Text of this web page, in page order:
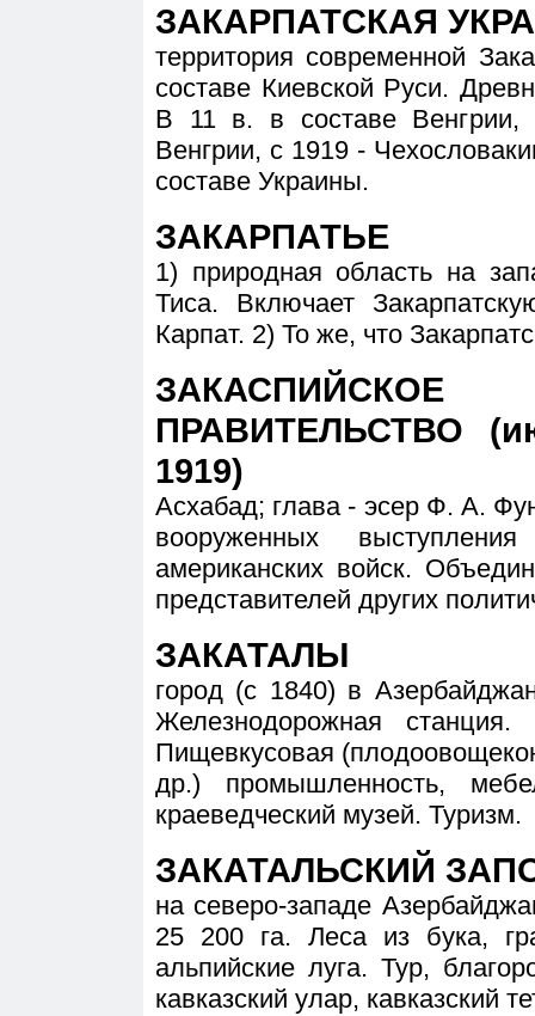
ЗАКАРПАТСКАЯ
территория современной
составе Киевской Руси.
В 11 в. в составе Венгрии,
Венгрии, с 1919 -
составе Украины.
ЗАКАРПАТЬЕ
1) природная область на
Тиса. Включает
Карпат. 2) То же, что
ПРАВИТЕЛЬСТВО
1919)
Асхабад; глава - эсер Ф. А.
вооруженных
американских войск.
представителей других
ЗАКАТАЛЫ
город (с 1840) в
Железнодорожная
Пищевкусовая
др.) промышленность,
краеведческий музей. Туризм.
ЗАКАТАЛЬСКИЙ
на северо-западе
25 200 га. Леса из бука,
альпийские луга. Тур,
кавказский улар, кавказский